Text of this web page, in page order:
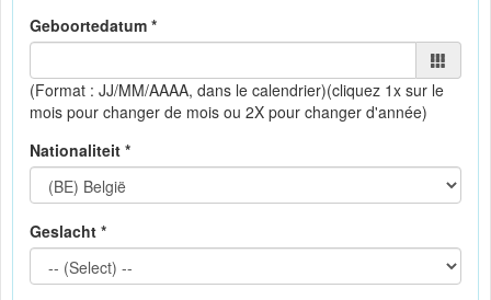
Geboortedatum *
(Format : JJ/MM/AAAA, dans le calendrier)(cliquez 1x sur le
mois pour changer de mois ou 2X pour changer d'année)
Nationaliteit *
Geslacht *